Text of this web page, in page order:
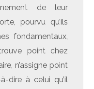
de leur
pourvu qu’ils
fondamentaux,
point chez
n’assigne point
à-dire à celui qu’il